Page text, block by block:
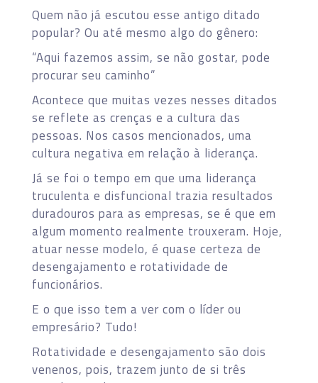
Quem não já escutou esse antigo ditado
popular? Ou até mesmo algo do gênero:
“Aqui fazemos assim, se não gostar, pode
procurar seu caminho”
Acontece que muitas vezes nesses ditados
se reflete as crenças e a cultura das
pessoas. Nos casos mencionados, uma
cultura negativa em relação à liderança.
Já se foi o tempo em que uma liderança
truculenta e disfuncional trazia resultados
duradouros para as empresas, se é que em
algum momento realmente trouxeram. Hoje,
atuar nesse modelo, é quase certeza de
desengajamento e rotatividade de
funcionários.
E o que isso tem a ver com o líder ou
empresário? Tudo!
Rotatividade e desengajamento são dois
venenos, pois, trazem junto de si três